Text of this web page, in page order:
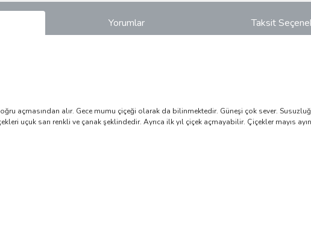
Yorumlar Taksit
açmasından alır. Gece mumu çiçeği olarak da bilinmektedir. Güneşi çok sever.
uçuk sarı renkli ve çanak şeklindedir. Ayrıca ilk yıl çiçek açmayabilir. Çiçekler mayıs